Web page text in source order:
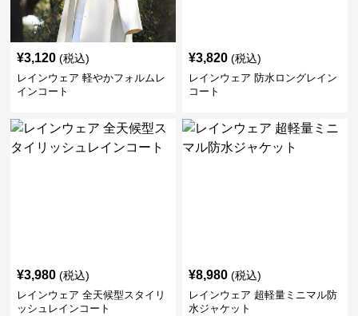
¥3,120 (税込)
レインウェア 軽やかフォルムレ
インコート
¥3,820 (税込)
レインウェア 防水ロングレイン
コート
¥3,980 (税込)
レインウェア 全天候型スタイリ
ッシュレインコート
¥8,980 (税込)
レインウェア 超軽量ミニマル防
水ジャケット